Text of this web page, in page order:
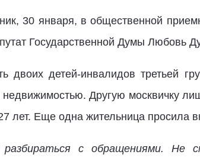
30 января, в общественной
Государственной Думы Любовь
двоих детей-инвалидов третьей
недвижимостью. Другую москвичку
лет. Еще одна жительница просила
с обращениями. Не